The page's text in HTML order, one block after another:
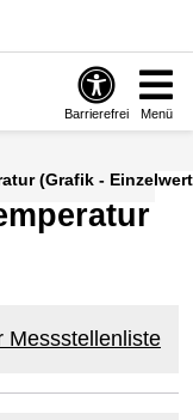
Barrierefrei Menü
(Grafik -
Messstellenliste